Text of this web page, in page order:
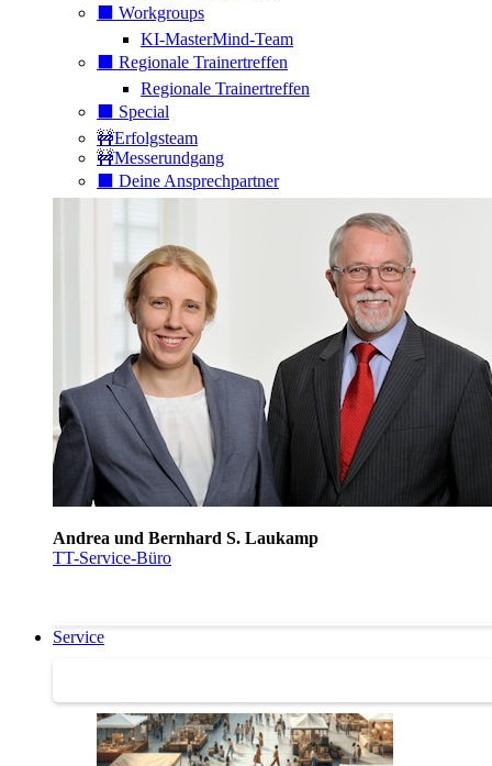
⬛️ Workgroups
KI-MasterMind-Team
⬛️ Regionale Trainertreffen
Regionale Trainertreffen
⬛️ Special
🚧Erfolgsteam
🚧Messerundgang
⬛️ Deine Ansprechpartner
Andrea und Bernhard S. Laukamp
TT-Service-Büro
Service